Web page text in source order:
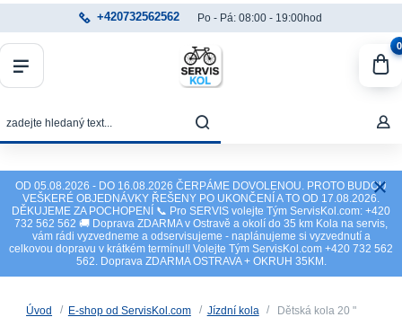
OD 05.08.2026 - DO 16.08.2026 ČERPÁME DOVOLENOU. PROTO BUDOU
VEŠKERÉ OBJEDNÁVKY ŘEŠENY PO UKONČENÍ A TO OD 17.08.2026.
DĚKUJEME ZA POCHOPENÍ 📞 Pro SERVIS volejte Tým ServisKol.com: +420
732 562 562 🚚 Doprava ZDARMA v Ostravě a okolí do 35 km Kola na servis,
vám rádi vyzvedneme a odservisujeme - naplánujeme si vyzvednutí a
celkovou dopravu v krátkém termínu!! Volejte Tým ServisKol.com +420 732 562
562. Doprava ZDARMA OSTRAVA + OKRUH 35KM.
+420732562562 Po - Pá: 08:00 - 19:00hod
0
Úvod E-shop od ServisKol.com Jízdní kola Dětská kola 20 "